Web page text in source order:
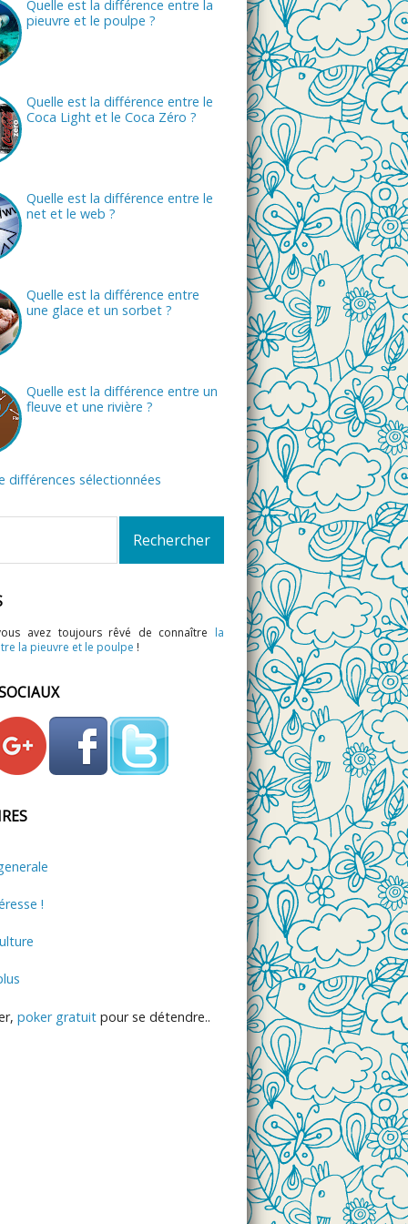
Quelle est la différence entre la
pieuvre et le poulpe ?
Quelle est la différence entre le
Coca Light et le Coca Zéro ?
Quelle est la différence entre le
net et le web ?
Quelle est la différence entre
une glace et un sorbet ?
Quelle est la différence entre un
fleuve et une rivière ?
différences sélectionnées
avez toujours rêvé de connaître la
la pieuvre et le poulpe !
!
poker gratuit pour se détendre..